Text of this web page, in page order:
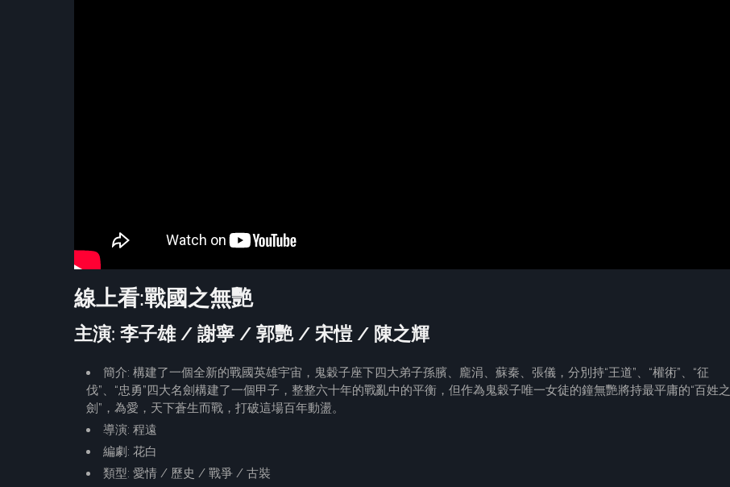
線上看:戰國之無艷
主演: 李子雄 / 謝寧 / 郭艷 / 宋愷 / 陳之輝
簡介: 構建了一個全新的戰國英雄宇宙，鬼穀子座下四大弟子孫臏、龐涓、蘇秦、張儀，分別持“王道”、“權術”、“征
伐”、“忠勇”四大名劍構建了一個甲子，整整六十年的戰亂中的平衡，但作為鬼穀子唯一女徒的鐘無艷將持最平庸的“百姓之
劍”，為愛，天下蒼生而戰，打破這場百年動盪。
導演: 程遠
編劇: 花白
類型: 愛情 / 歷史 / 戰爭 / 古裝